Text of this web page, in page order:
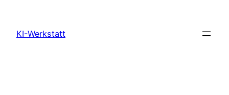
springen
KI-Werkstatt